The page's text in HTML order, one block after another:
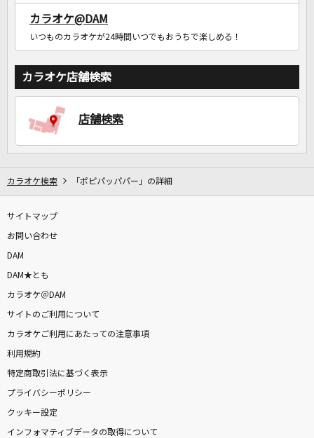
カラオケ@DAM
いつものカラオケが24時間いつでもおうちで楽しめる！
カラオケ店舗検索
店舗検索
カラオケ検索 「ポピパッパパー」の詳細
サイトマップ
お問い合わせ
DAM
DAM★とも
カラオケ＠DAM
サイトのご利用について
カラオケご利用にあたっての注意事項
利用規約
特定商取引法に基づく表示
プライバシーポリシー
クッキー設定
インフォマティブデータの取得について